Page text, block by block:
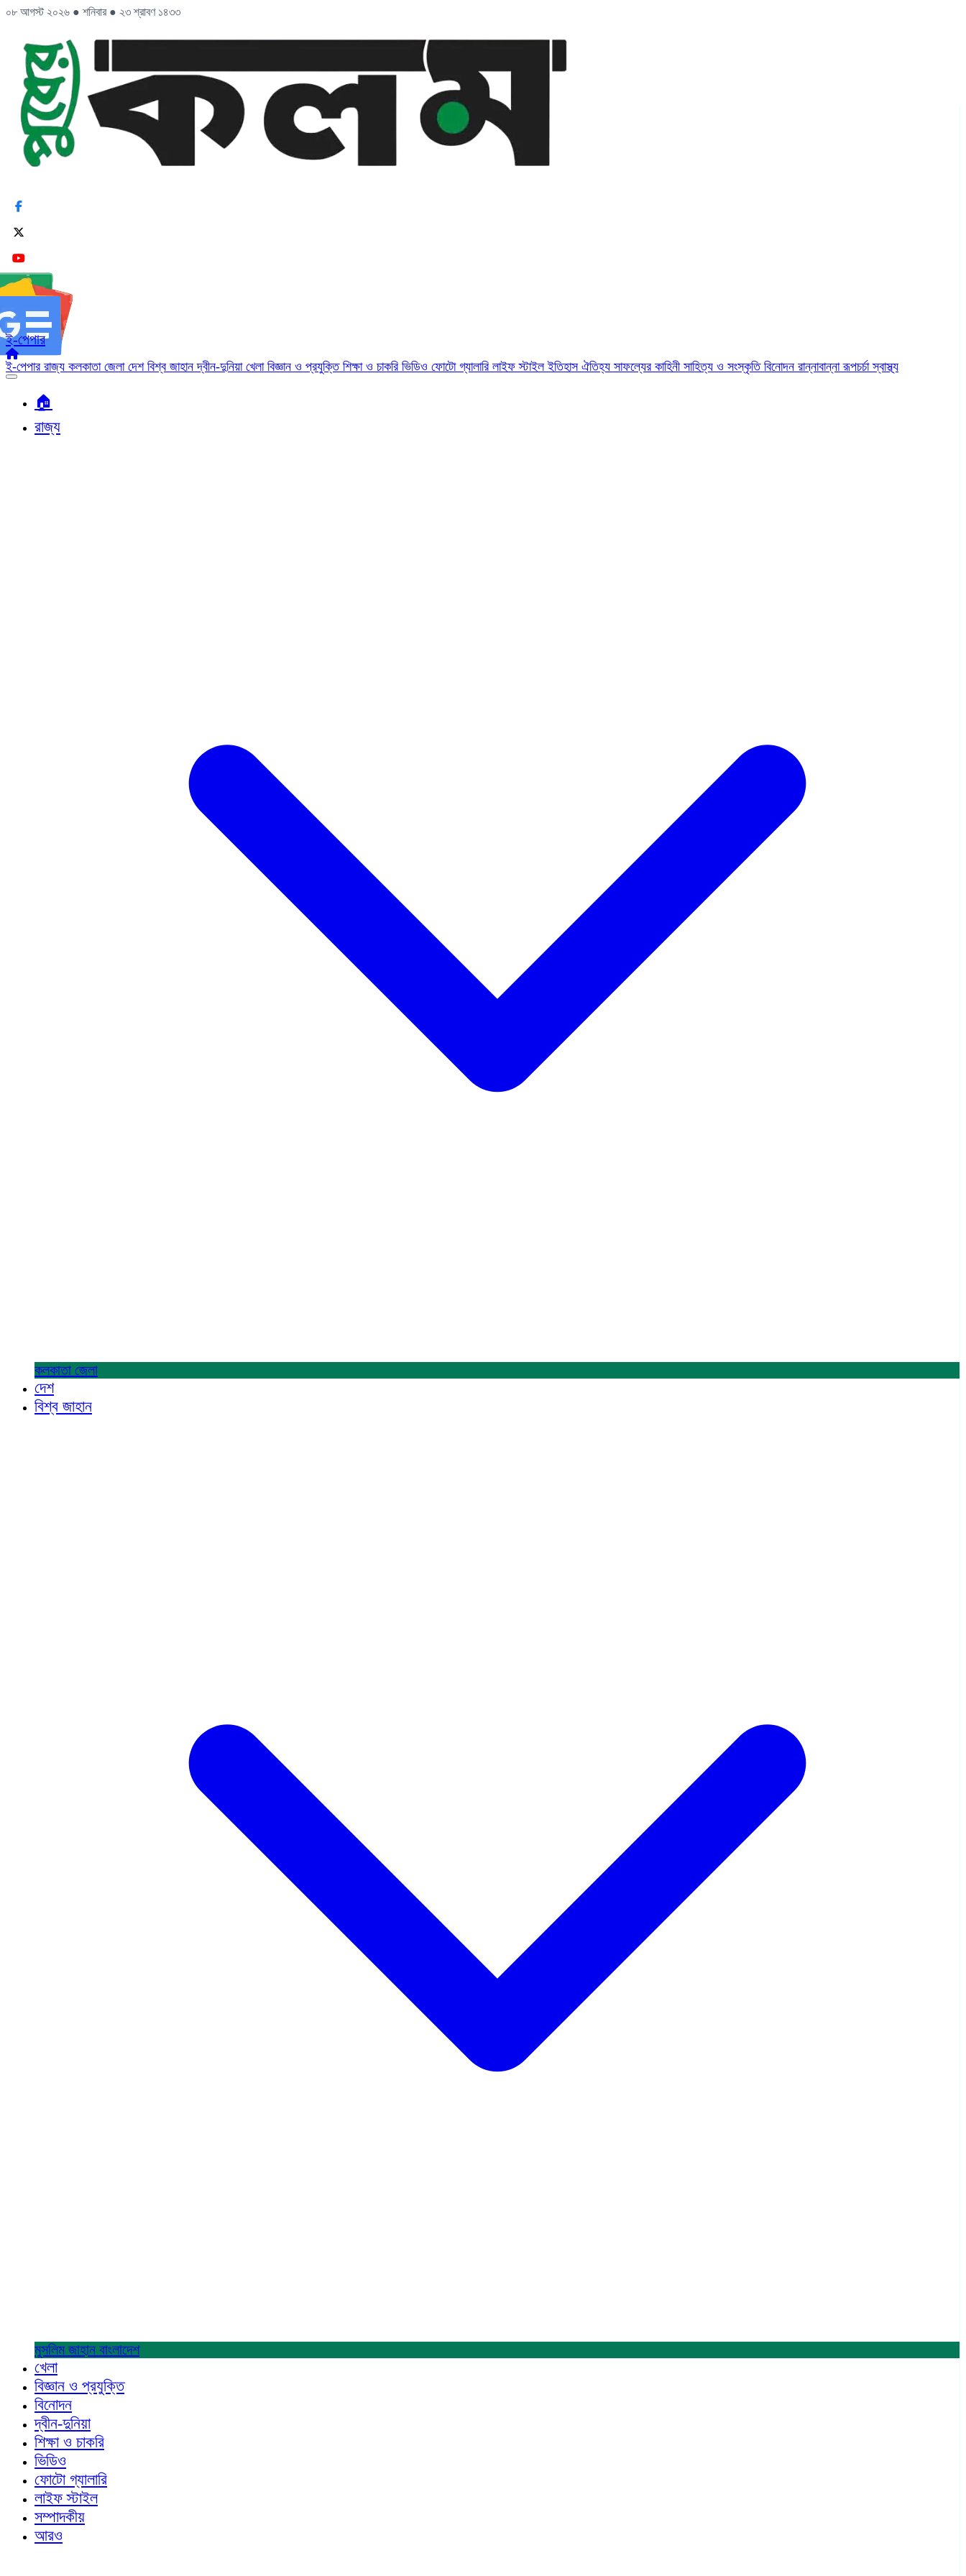
০৮ আগস্ট ২০২৬ ● শনিবার ● ২৩ শ্রাবণ ১৪৩৩
ই-পেপার
ই-পেপার রাজ্য কলকাতা জেলা দেশ বিশ্ব জাহানদ্বীন-দুনিয়া খেলা বিজ্ঞান ও প্রযুক্তি শিক্ষা ও চাকরি ভিডিও ফোটো গ্যালারি লাইফ স্টাইলইতিহাস ঐতিহ্য সাফল্যের কাহিনী সাহিত্য ও সংস্কৃতি বিনোদন রান্নাবান্নারূপচর্চাস্বাস্থ্য
🏠︎
রাজ্য
কলকাতা জেলা
দেশ
বিশ্ব জাহান
মুসলিম জাহান বাংলাদেশ
খেলা
বিজ্ঞান ও প্রযুক্তি
বিনোদন
দ্বীন-দুনিয়া
শিক্ষা ও চাকরি
ভিডিও
ফোটো গ্যালারি
লাইফ স্টাইল
সম্পাদকীয়
আরও